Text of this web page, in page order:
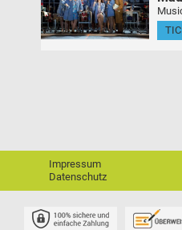
Impressum
Datenschutz